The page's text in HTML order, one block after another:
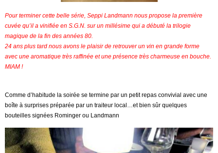
Pour terminer cette belle série, Seppi Landmann nous propose la première
cuvée qu’il a vinifiée en S.G.N. sur un millésime qui a débuté la trilogie
magique de la fin des années 80.
24 ans plus tard nous avons le plaisir de retrouver un vin en grande forme
avec une aromatique très raffinée et une présence très charmeuse en bouche.
MIAM !
Comme d’habitude la soirée se termine par un petit repas convivial avec une
boîte à surprises préparée par un traiteur local…et bien sûr quelques
bouteilles signées Rominger ou Landmann